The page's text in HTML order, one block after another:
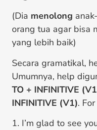
(Dia menolong
orang tua agar bisa
yang lebih baik)
Secara gramatikal,
Umumnya, help
TO + INFINITIVE
INFINITIVE (V1).
1. I’m glad to see